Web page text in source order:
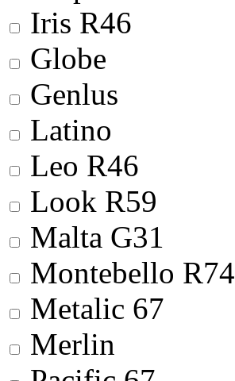
Iris R46
Globe
Genlus
Latino
Leo R46
Look R59
Malta G31
Montebello R74
Metalic 67
Merlin